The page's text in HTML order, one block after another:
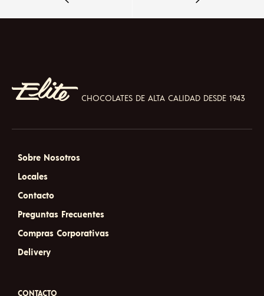
CHOCOLATES DE ALTA CALIDAD DESDE 1943
Sobre Nosotros
Locales
Contacto
Preguntas Frecuentes
Compras Corporativas
Delivery
CONTACTO